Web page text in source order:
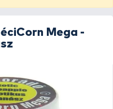
Mega -